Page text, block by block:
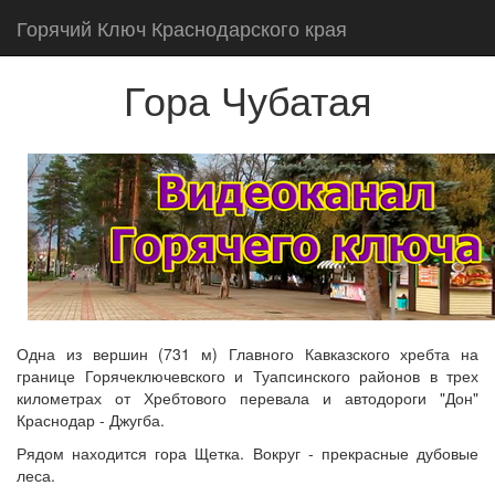
Горячий Ключ Краснодарского края
Гора Чубатая
Одна из вершин (731 м) Главного Кавказского хребта на
границе Горячеключевского и Туапсинского районов в трех
километрах от Хребтового перевала и автодороги "Дон"
Краснодар - Джугба.
Рядом находится гора Щетка. Вокруг - прекрасные дубовые
леса.